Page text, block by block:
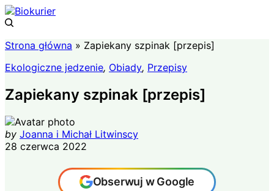
Strona główna » Zapiekany szpinak [przepis]
Ekologiczne jedzenie, Obiady, Przepisy
Zapiekany szpinak [przepis]
by Joanna i Michał Litwinscy
28 czerwca 2022
Obserwuj w Google